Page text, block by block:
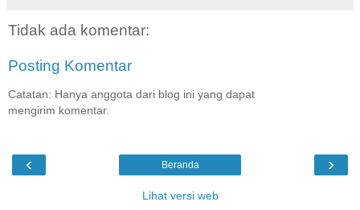
Tidak ada komentar:
Posting Komentar
Catatan: Hanya anggota dari blog ini yang dapat
mengirim komentar.
‹ ›
Beranda
Lihat versi web